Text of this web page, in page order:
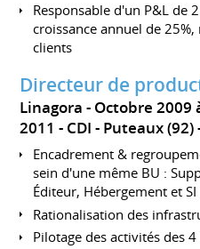
Responsable d'un P&L de
croissance annuel de
clients
Directeur de
Linagora
Octobre 2009
2011 CDI Puteaux (92)
Encadrement &
sein d'une même BU :
Éditeur, Hébergement et SI
Rationalisation des
Pilotage des activités des